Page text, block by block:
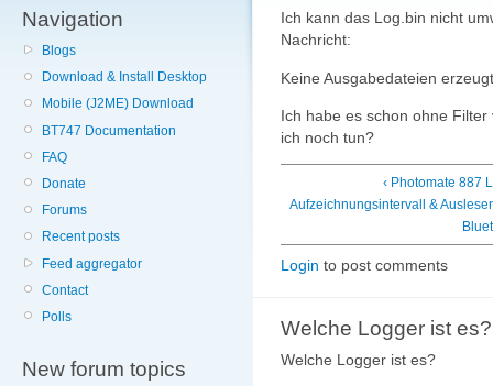
Navigation
Blogs
Download & Install Desktop
Mobile (J2ME) Download
BT747 Documentation
FAQ
Donate
Forums
Recent posts
Feed aggregator
Contact
Polls
New forum topics
Ich kann das Log.bin nicht
Nachricht:
Keine Ausgabedateien
Ich habe es schon ohne
ich noch tun?
‹ Photomate 887
Aufzeichnungsintervall &
Login to post comments
Welche Logger ist
Welche Logger ist es?